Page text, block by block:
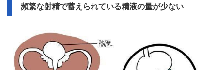
頻繁な射精で蓄えられている精液の量が少ない